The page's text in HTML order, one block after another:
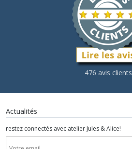
476 avis clients
Actualités
restez connectés avec atelier Jules & Alice!